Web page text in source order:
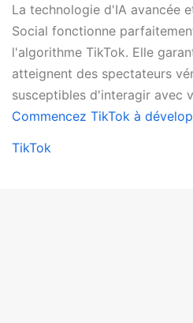
La technologie d'IA avancée
Social fonctionne
l'algorithme TikTok. Elle
atteignent des spectateurs
susceptibles d'interagir avec
Commencez TikTok à
TikTok